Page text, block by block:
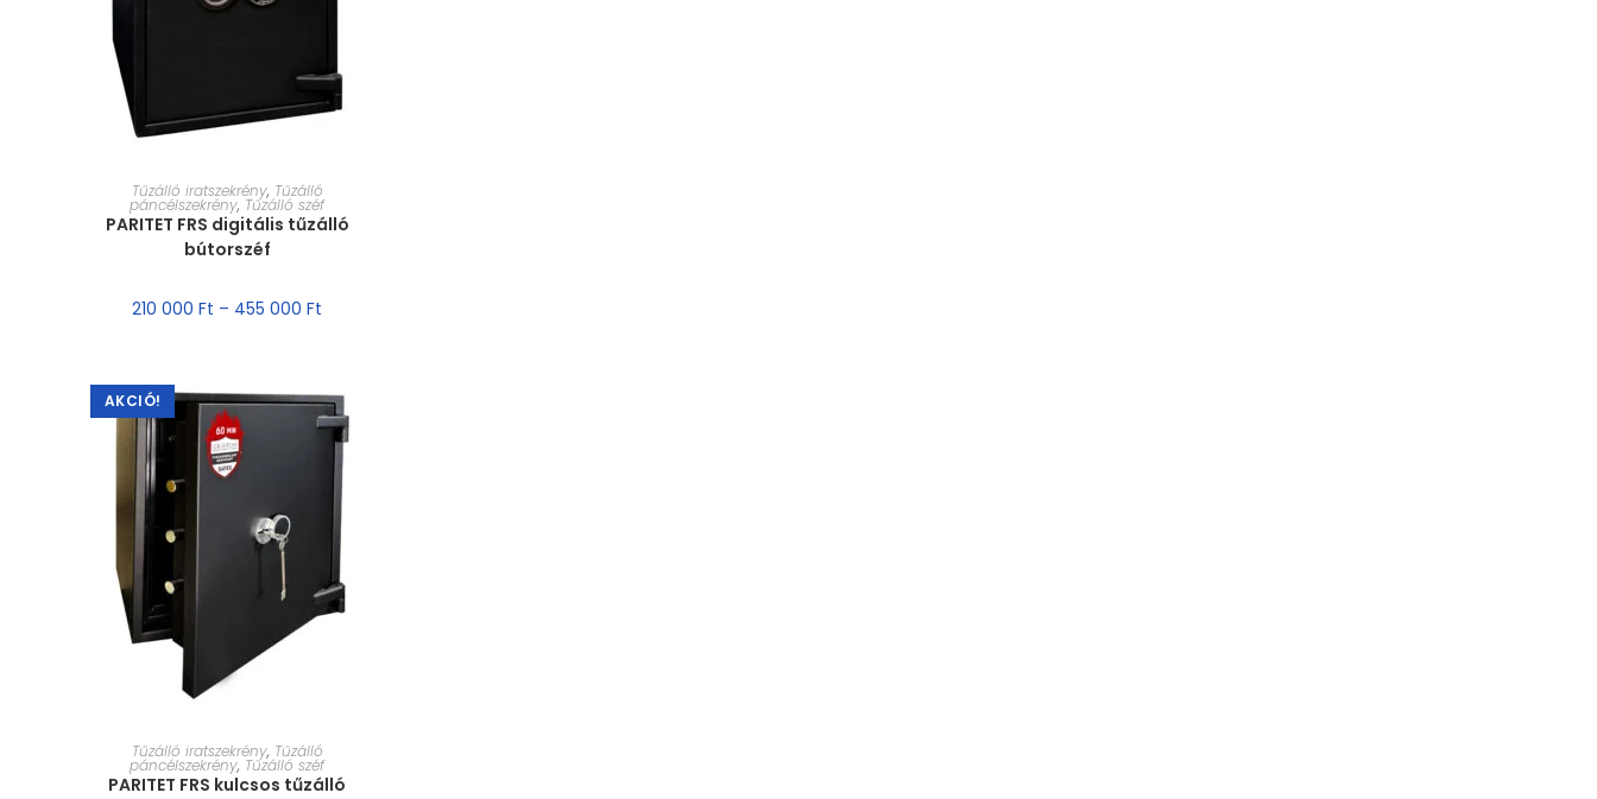
MÉRET VÁLASZTÁSA
Tűzálló iratszekrény, Tűzálló
páncélszekrény, Tűzálló széf
PARITET FRS digitális tűzálló
bútorszéf
210 000Ft – 455 000Ft
AKCIÓ!
MÉRET VÁLASZTÁSA
Tűzálló iratszekrény, Tűzálló
páncélszekrény, Tűzálló széf
PARITET FRS kulcsos tűzálló